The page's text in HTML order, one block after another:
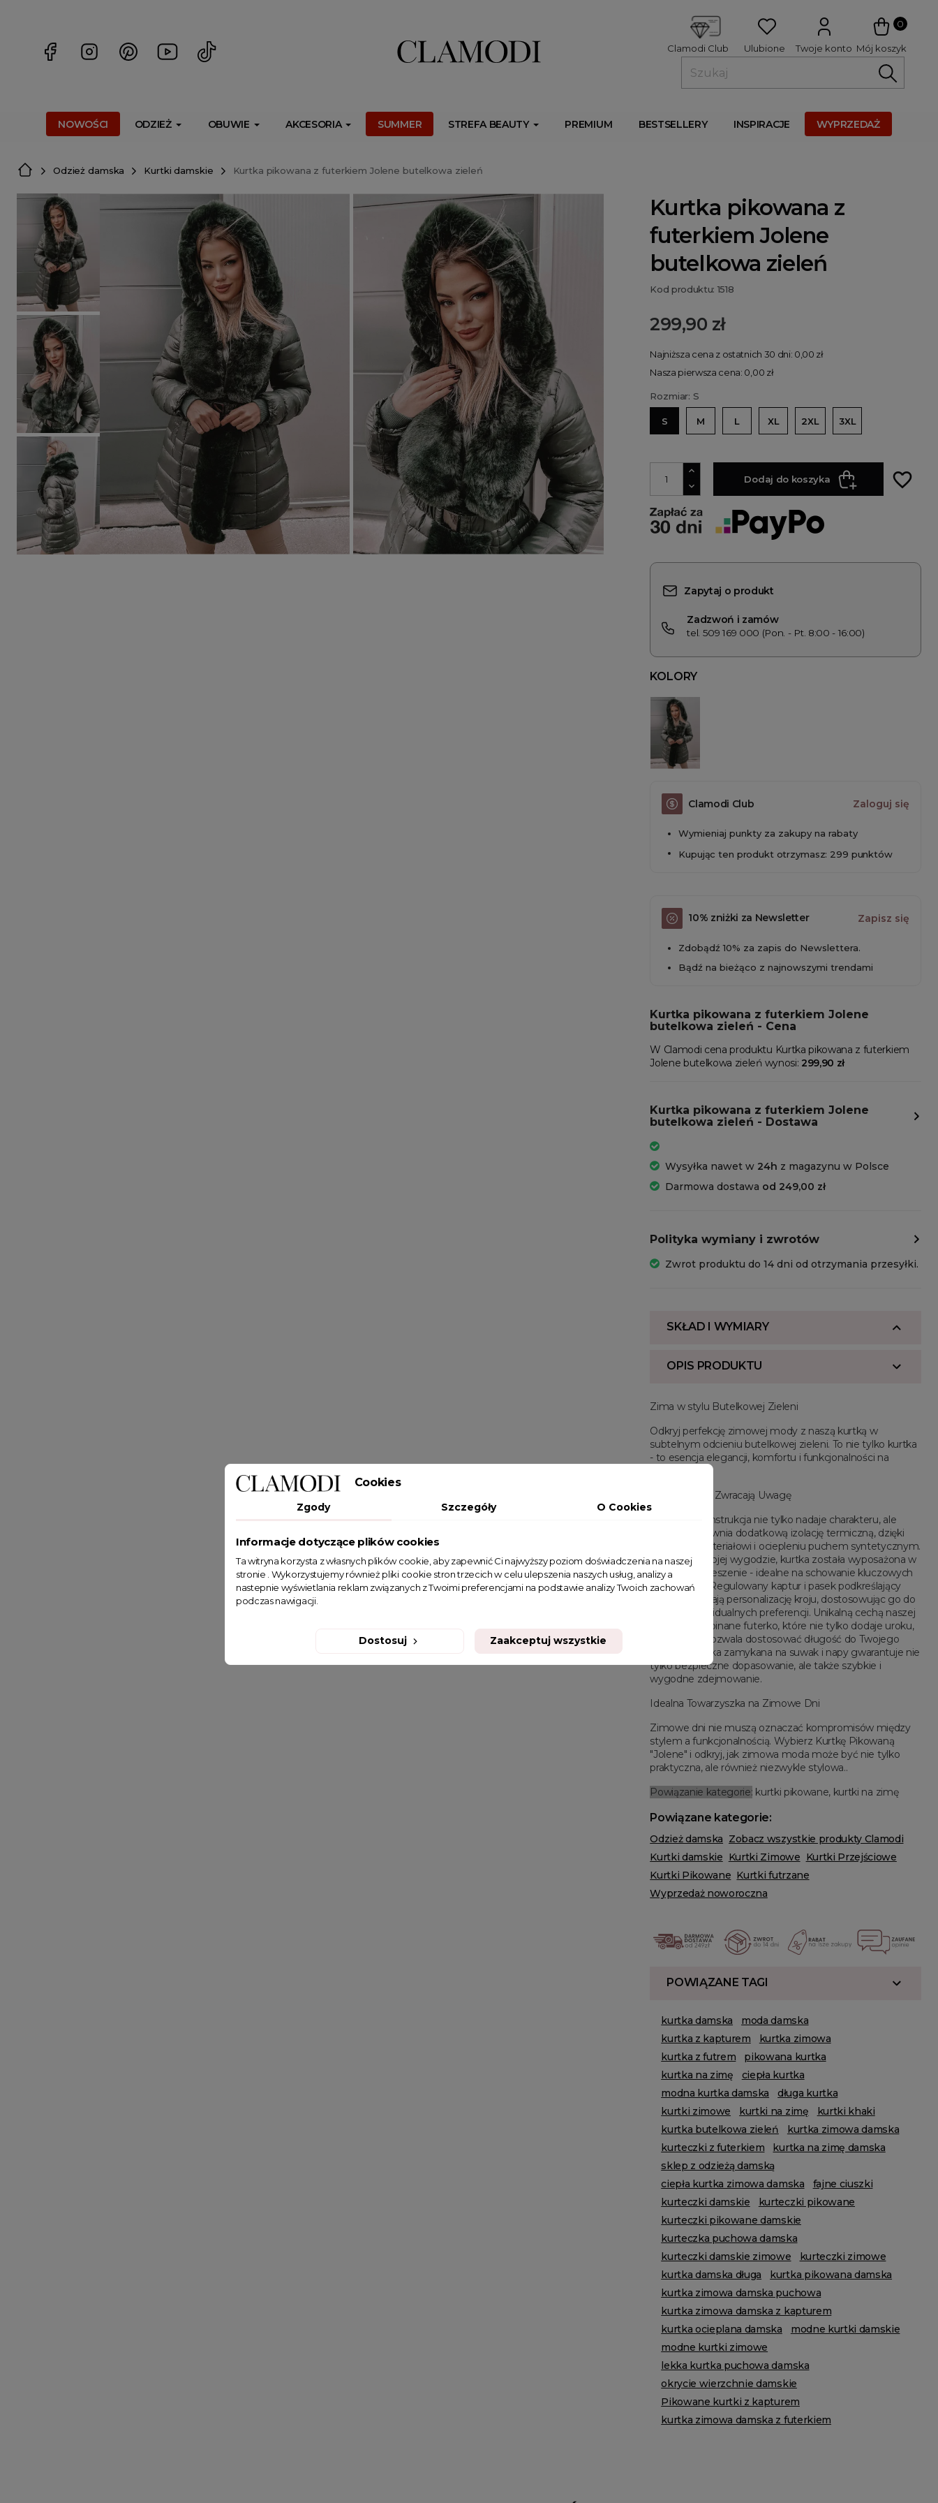
0
Mój koszyk
Twoje konto
Ulubione
Clamodi Club
NOWOŚCI ODZIEŻ OBUWIE AKCESORIA SUMMER STREFA BEAUTY PREMIUM BESTSELLERY INSPIRACJE WYPRZEDAŻ
Odzież damska Kurtki damskie Kurtka pikowana z futerkiem Jolene butelkowa zieleń
Kurtka pikowana z
futerkiem Jolene
butelkowa zieleń
Kod produktu: 1518
299,90 zł
Najniższa cena z ostatnich 30 dni: 0,00 zł
Nasza pierwsza cena: 0,00 zł
Rozmiar: S
S M L XL 2XL 3XL
Dodaj do koszyka favorite_border
Zapytaj o produkt
Zadzwoń i zamów
tel. 509 169 000 (Pon. - Pt. 8:00 - 16:00)
KOLORY
Clamodi Club Zaloguj się
Wymieniaj punkty za zakupy na rabaty
Kupując ten produkt otrzymasz: 299 punktów
10% zniżki za Newsletter Zapisz się
Zdobądź 10% za zapis do Newslettera.
Bądź na bieżąco z najnowszymi trendami
Kurtka pikowana z futerkiem Jolene
butelkowa zieleń - Cena
W Clamodi cena produktu Kurtka pikowana z futerkiem
Jolene butelkowa zieleń wynosi: 299,90 zł
Kurtka pikowana z futerkiem Jolene
butelkowa zieleń - Dostawa
Wysyłka nawet w 24h z magazynu w Polsce
Darmowa dostawa od 249,00 zł
Polityka wymiany i zwrotów
Zwrot produktu do 14 dni od otrzymania przesyłki.
SKŁAD I WYMIARY
OPIS PRODUKTU
Zima w stylu Butelkowej Zieleni
Odkryj perfekcję zimowej mody z naszą kurtką w
subtelnym odcieniu butelkowej zieleni. To nie tylko kurtka
- to esencja elegancji, komfortu i funkcjonalności na
Detale, Które Zwracają Uwagę
Pikowana konstrukcja nie tylko nadaje charakteru, ale
również zapewnia dodatkową izolację termiczną, dzięki
ciepłemu materiałowi i ociepleniu puchem syntetycznym.
Z myślą o Twojej wygodzie, kurtka została wyposażona w
praktyczne kieszenie - idealne na schowanie kluczowych
drobiazgów. Regulowany kaptur i pasek podkreślający
talię umożliwiają personalizację kroju, dostosowując go do
Twoich indywidualnych preferencji. Unikalną cechą naszej
kurtki jest odpinane futerko, które nie tylko dodaje uroku,
ale również pozwala dostosować długość do Twojego
modelu. Kurtka zamykana na suwak i napy gwarantuje nie
tylko bezpieczne dopasowanie, ale także szybkie i
wygodne zdejmowanie.
Idealna Towarzyszka na Zimowe Dni
Zimowe dni nie muszą oznaczać kompromisów między
stylem a funkcjonalnością. Wybierz Kurtkę Pikowaną
"Jolene" i odkryj, jak zimowa moda może być nie tylko
praktyczna, ale również niezwykle stylowa..
Powiązanie kategorie: kurtki pikowane, kurtki na zimę
Powiązane kategorie:
Odzież damska Zobacz wszystkie produkty Clamodi
Kurtki damskie Kurtki Zimowe Kurtki Przejściowe
Kurtki Pikowane Kurtki futrzane
Wyprzedaż noworoczna
POWIĄZANE TAGI
kurtka damska
moda damska
kurtka z kapturem
kurtka zimowa
kurtka z futrem
pikowana kurtka
kurtka na zimę
ciepła kurtka
modna kurtka damska
długa kurtka
kurtki zimowe
kurtki na zimę
kurtki khaki
kurtka butelkowa zieleń
kurtka zimowa damska
kurteczki z futerkiem
kurtka na zimę damska
sklep z odzieżą damską
ciepła kurtka zimowa damska
fajne ciuszki
kurteczki damskie
kurteczki pikowane
kurteczki pikowane damskie
kurteczka puchowa damska
kurteczki damskie zimowe
kurteczki zimowe
kurtka damska długa
kurtka pikowana damska
kurtka zimowa damska puchowa
kurtka zimowa damska z kapturem
kurtka ocieplana damska
modne kurtki damskie
modne kurtki zimowe
lekka kurtka puchowa damska
okrycie wierzchnie damskie
Pikowane kurtki z kapturem
kurtka zimowa damska z futerkiem
Cookies
Zgody Szczegóły O Cookies
Informacje dotyczące plików cookies
Ta witryna korzysta z własnych plików cookie, aby zapewnić Ci najwyższy poziom doświadczenia na naszej
stronie . Wykorzystujemy również pliki cookie stron trzecich w celu ulepszenia naszych usług, analizy a
nastepnie wyświetlania reklam związanych z Twoimi preferencjami na podstawie analizy Twoich zachowań
podczas nawigacji.
Dostosuj Zaakceptuj wszystkie